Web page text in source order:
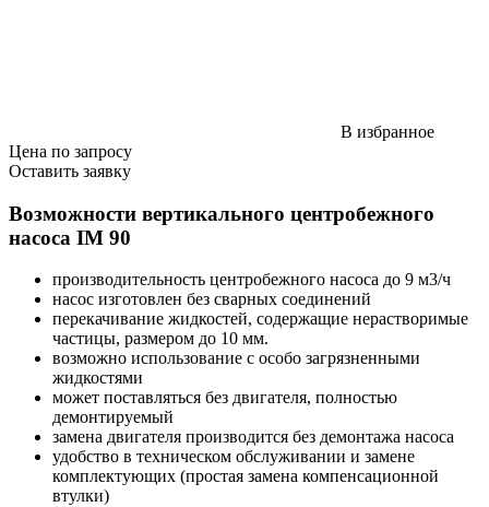
В избранное
Цена по запросу
Оставить заявку
Возможности вертикального центробежного
насоса IM 90
производительность центробежного насоса до 9 м3/ч
насос изготовлен без сварных соединений
перекачивание жидкостей, содержащие нерастворимые
частицы, размером до 10 мм.
возможно использование с особо загрязненными
жидкостями
может поставляться без двигателя, полностью
демонтируемый
замена двигателя производится без демонтажа насоса
удобство в техническом обслуживании и замене
комплектующих (простая замена компенсационной
втулки)